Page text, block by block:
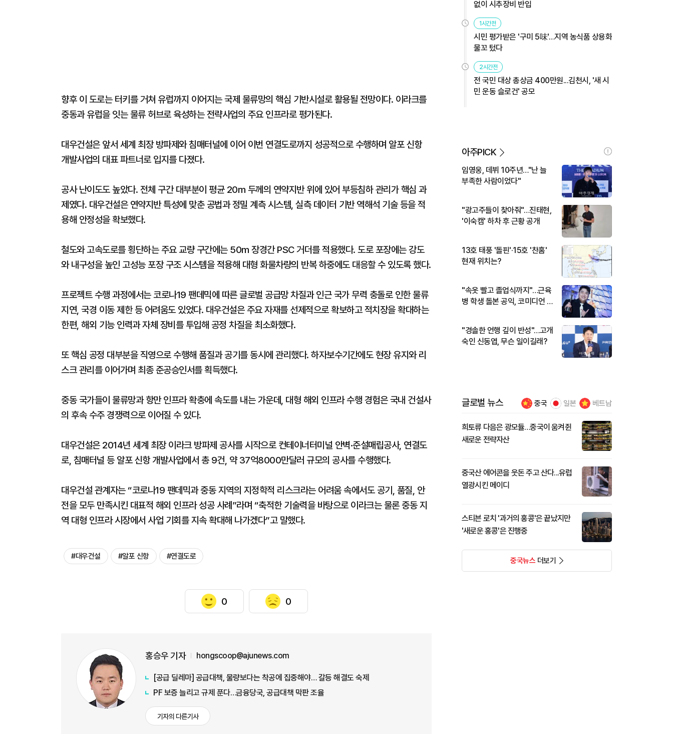
향후 이 도로는 터키를 거쳐 유럽까지 이어지는 국제 물류망의 핵심 기반시설로 활용될 전망이다. 이라크를
중동과 유럽을 잇는 물류 허브로 육성하는 전략사업의 주요 인프라로 평가된다.
대우건설은 앞서 세계 최장 방파제와 침매터널에 이어 이번 연결도로까지 성공적으로 수행하며 알포 신항
개발사업의 대표 파트너로 입지를 다졌다.
공사 난이도도 높았다. 전체 구간 대부분이 평균 20m 두께의 연약지반 위에 있어 부등침하 관리가 핵심 과
제였다. 대우건설은 연약지반 특성에 맞춘 공법과 정밀 계측 시스템, 실측 데이터 기반 역해석 기술 등을 적
용해 안정성을 확보했다.
철도와 고속도로를 횡단하는 주요 교량 구간에는 50m 장경간 PSC 거더를 적용했다. 도로 포장에는 강도
와 내구성을 높인 고성능 포장 구조 시스템을 적용해 대형 화물차량의 반복 하중에도 대응할 수 있도록 했다.
프로젝트 수행 과정에서는 코로나19 팬데믹에 따른 글로벌 공급망 차질과 인근 국가 무력 충돌로 인한 물류
지연, 국경 이동 제한 등 어려움도 있었다. 대우건설은 주요 자재를 선제적으로 확보하고 적치장을 확대하는
한편, 해외 기능 인력과 자체 장비를 투입해 공정 차질을 최소화했다.
또 핵심 공정 대부분을 직영으로 수행해 품질과 공기를 동시에 관리했다. 하자보수기간에도 현장 유지와 리
스크 관리를 이어가며 최종 준공승인서를 획득했다.
중동 국가들이 물류망과 항만 인프라 확충에 속도를 내는 가운데, 대형 해외 인프라 수행 경험은 국내 건설사
의 후속 수주 경쟁력으로 이어질 수 있다.
대우건설은 2014년 세계 최장 이라크 방파제 공사를 시작으로 컨테이너터미널 안벽·준설매립공사, 연결도
로, 침매터널 등 알포 신항 개발사업에서 총 9건, 약 37억8000만달러 규모의 공사를 수행했다.
대우건설 관계자는 “코로나19 팬데믹과 중동 지역의 지정학적 리스크라는 어려움 속에서도 공기, 품질, 안
전을 모두 만족시킨 대표적 해외 인프라 성공 사례”라며 “축적한 기술력을 바탕으로 이라크는 물론 중동 지
역 대형 인프라 시장에서 사업 기회를 지속 확대해 나가겠다”고 말했다.
#대우건설 #알포 신항 #연결도로
0 0
홍승우 기자 hongscoop@ajunews.com
[공급 딜레마] 공급대책, 물량보다는 착공에 집중해야… 갈등 해결도 숙제
PF 보증 늘리고 규제 푼다…금융당국, 공급대책 막판 조율
기자의 다른기사
없이 시추장비 반입
1시간전
시민 평가받은 '구미 5味'…지역 농식품 상용화
물꼬 텄다
2시간전
전 국민 대상 총상금 400만원...김천시, '새 시
민 운동 슬로건' 공모
아주PICK
임영웅, 데뷔 10주년…"난 늘
부족한 사람이었다"
"광고주들이 찾아줘"…진태현,
'이숙캠' 하차 후 근황 공개
13호 태풍 '돌핀'·15호 '찬홈'
현재 위치는?
"속옷 빨고 졸업식까지"…근육
병 학생 돌본 공익, 코미디언 김
"경솔한 언행 깊이 반성"…고개
숙인 신동엽, 무슨 일이길래?
글로벌 뉴스 중국 일본 베트남
희토류 다음은 광모듈…중국이 움켜쥔
새로운 전략자산
중국산 에어콘을 웃돈 주고 산다...유럽
열광시킨 메이디
스티븐 로치 '과거의 홍콩'은 끝났지만
'새로운 홍콩'은 진행중
중국뉴스더보기